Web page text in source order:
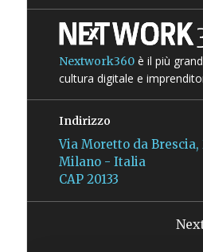
Nextwork360è il più
cultura digitale e
Indirizzo
Via Moretto da Brescia,
Milano - Italia
CAP 20133